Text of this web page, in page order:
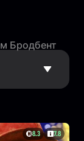
Бродбент
8.3 7.8